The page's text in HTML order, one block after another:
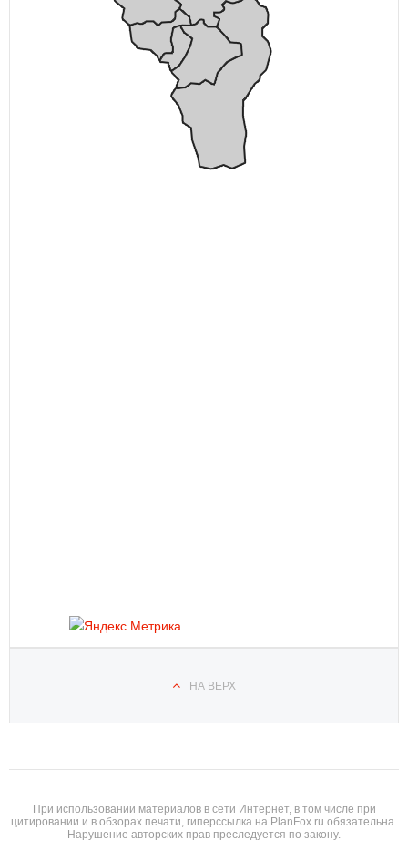
НА ВЕРХ
При использовании материалов в сети Интернет, в том числе при
цитировании и в обзорах печати, гиперссылка на PlanFox.ru обязательна.
Нарушение авторских прав преследуется по закону.